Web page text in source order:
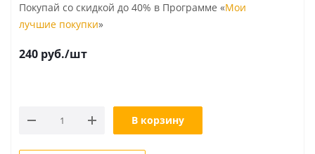
Покупай со скидкой до 40% в Программе «Мои
лучшие покупки»
240 руб./шт
В корзину